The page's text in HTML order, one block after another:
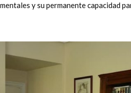
y su permanente capacidad